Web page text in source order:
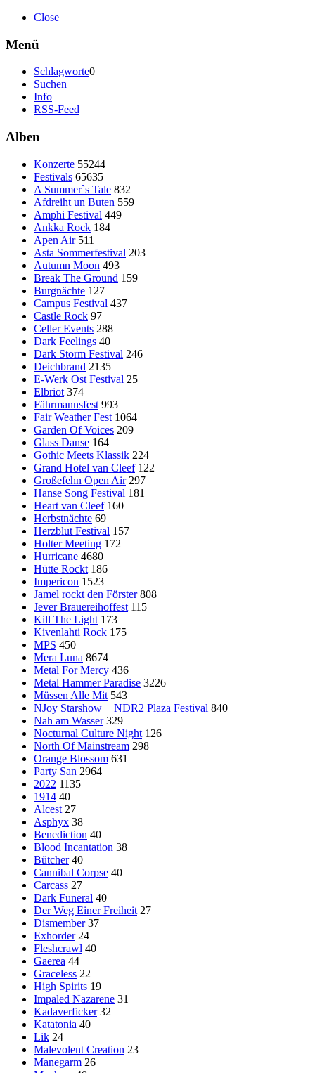
Close
Menü
Schlagworte0
Suchen
Info
RSS-Feed
Alben
Konzerte 55244
Festivals 65635
A Summer`s Tale 832
Afdreiht un Buten 559
Amphi Festival 449
Ankka Rock 184
Apen Air 511
Asta Sommerfestival 203
Autumn Moon 493
Break The Ground 159
Burgnächte 127
Campus Festival 437
Castle Rock 97
Celler Events 288
Dark Feelings 40
Dark Storm Festival 246
Deichbrand 2135
E-Werk Ost Festival 25
Elbriot 374
Fährmannsfest 993
Fair Weather Fest 1064
Garden Of Voices 209
Glass Danse 164
Gothic Meets Klassik 224
Grand Hotel van Cleef 122
Großefehn Open Air 297
Hanse Song Festival 181
Heart van Cleef 160
Herbstnächte 69
Herzblut Festival 157
Holter Meeting 172
Hurricane 4680
Hütte Rockt 186
Impericon 1523
Jamel rockt den Förster 808
Jever Brauereihoffest 115
Kill The Light 173
Kivenlahti Rock 175
MPS 450
Mera Luna 8674
Metal For Mercy 436
Metal Hammer Paradise 3226
Müssen Alle Mit 543
NJoy Starshow + NDR2 Plaza Festival 840
Nah am Wasser 329
Nocturnal Culture Night 126
North Of Mainstream 298
Orange Blossom 631
Party San 2964
2022 1135
1914 40
Alcest 27
Asphyx 38
Benediction 40
Blood Incantation 38
Bütcher 40
Cannibal Corpse 40
Carcass 27
Dark Funeral 40
Der Weg Einer Freiheit 27
Dismember 37
Exhorder 24
Fleshcrawl 40
Gaerea 44
Graceless 22
High Spirits 19
Impaled Nazarene 31
Kadaverficker 32
Katatonia 40
Lik 24
Malevolent Creation 23
Manegarm 26